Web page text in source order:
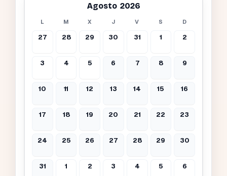
Agosto 2026
L M X J V S D
27 28 29 30 31 1 2
3 4 5 6 7 8 9
10 11 12 13 14 15 16
17 18 19 20 21 22 23
24 25 26 27 28 29 30
31 1 2 3 4 5 6